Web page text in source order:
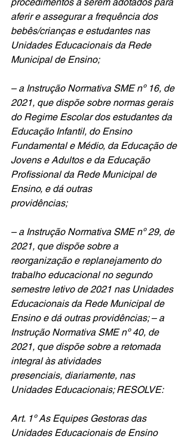
aferir e assegurar a frequência dos
bebês/crianças e estudantes nas
Unidades Educacionais da Rede
Municipal de Ensino;
– a Instrução Normativa SME nº 16, de
2021, que dispõe sobre normas gerais
do Regime Escolar dos estudantes da
Educação Infantil, do Ensino
Fundamental e Médio, da Educação de
Jovens e Adultos e da Educação
Profissional da Rede Municipal de
Ensino, e dá outras
providências;
– a Instrução Normativa SME nº 29, de
2021, que dispõe sobre a
reorganização e replanejamento do
trabalho educacional no segundo
semestre letivo de 2021 nas Unidades
Educacionais da Rede Municipal de
Ensino e dá outras providências; – a
Instrução Normativa SME nº 40, de
2021, que dispõe sobre a retomada
integral às atividades
presenciais, diariamente, nas
Unidades Educacionais; RESOLVE:
Art. 1º As Equipes Gestoras das
Unidades Educacionais de Ensino